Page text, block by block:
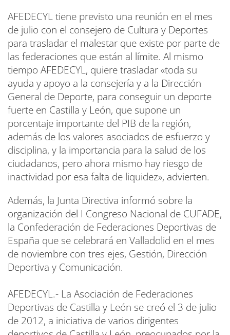
AFEDECYL tiene previsto una reunión en el mes
de julio con el consejero de Cultura y Deportes
para trasladar el malestar que existe por parte de
las federaciones que están al límite. Al mismo
tiempo AFEDECYL, quiere trasladar «toda su
ayuda y apoyo a la consejería y a la Dirección
General de Deporte, para conseguir un deporte
fuerte en Castilla y León, que supone un
porcentaje importante del PIB de la región,
además de los valores asociados de esfuerzo y
disciplina, y la importancia para la salud de los
ciudadanos, pero ahora mismo hay riesgo de
inactividad por esa falta de liquidez», advierten.
Además, la Junta Directiva informó sobre la
organización del I Congreso Nacional de CUFADE,
la Confederación de Federaciones Deportivas de
España que se celebrará en Valladolid en el mes
de noviembre con tres ejes, Gestión, Dirección
Deportiva y Comunicación.
AFEDECYL.- La Asociación de Federaciones
Deportivas de Castilla y León se creó el 3 de julio
de 2012, a iniciativa de varios dirigentes